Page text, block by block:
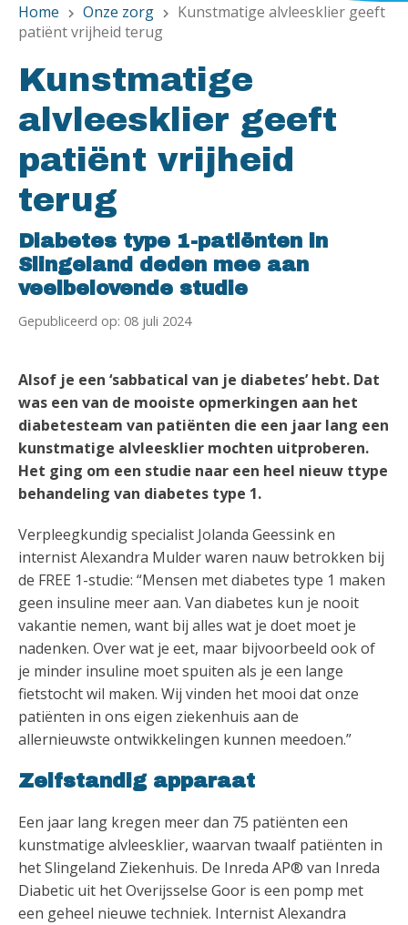
Home chevron_right Onze zorg chevron_right
Kunstmatige alvleesklier geeft
patiënt vrijheid terug
Kunstmatige
alvleesklier geeft
patiënt vrijheid
terug
Diabetes type 1-patiënten in
Slingeland deden mee aan
veelbelovende studie
Gepubliceerd op: 08 juli 2024
Alsof je een ‘sabbatical van je diabetes’ hebt. Dat
was een van de mooiste opmerkingen aan het
diabetesteam van patiënten die een jaar lang een
kunstmatige alvleesklier mochten uitproberen.
Het ging om een studie naar een heel nieuw ttype
behandeling van diabetes type 1.
Verpleegkundig specialist Jolanda Geessink en
internist Alexandra Mulder waren nauw betrokken bij
de FREE 1-studie: “Mensen met diabetes type 1 maken
geen insuline meer aan. Van diabetes kun je nooit
vakantie nemen, want bij alles wat je doet moet je
nadenken. Over wat je eet, maar bijvoorbeeld ook of
je minder insuline moet spuiten als je een lange
fietstocht wil maken. Wij vinden het mooi dat onze
patiënten in ons eigen ziekenhuis aan de
allernieuwste ontwikkelingen kunnen meedoen.”
Zelfstandig apparaat
Een jaar lang kregen meer dan 75 patiënten een
kunstmatige alvleesklier, waarvan twaalf patiënten in
het Slingeland Ziekenhuis. De Inreda AP® van Inreda
Diabetic uit het Overijsselse Goor is een pomp met
een geheel nieuwe techniek. Internist Alexandra